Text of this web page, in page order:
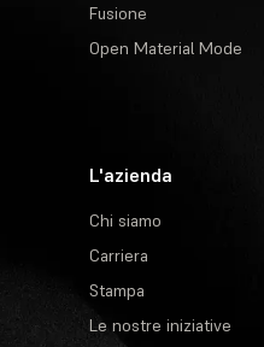
Fusione
Open Material Mode
L'azienda
Chi siamo
Carriera
Stampa
Le nostre iniziative